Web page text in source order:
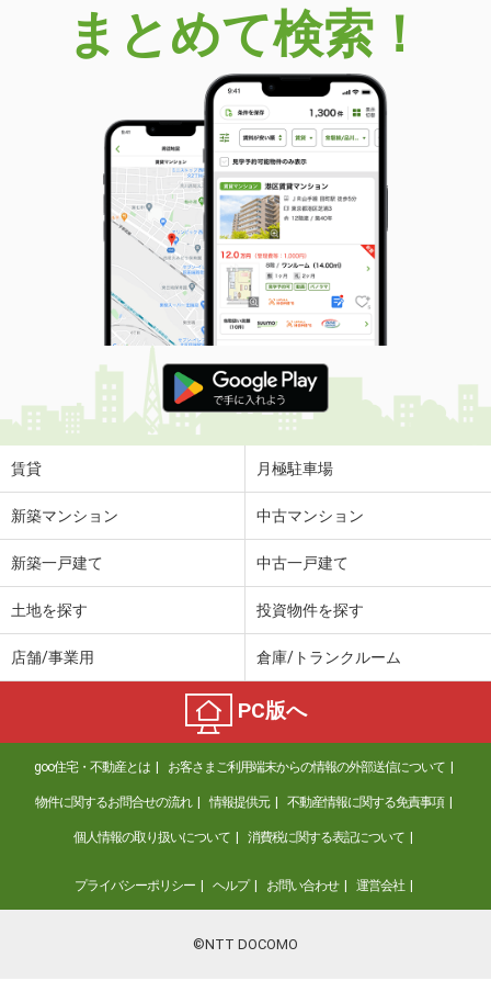
まとめて検索！
賃貸 月極駐車場
新築マンション 中古マンション
新築一戸建て 中古一戸建て
土地を探す 投資物件を探す
店舗/事業用 倉庫/トランクルーム
PC版へ
goo住宅・不動産とは お客さまご利用端末からの情報の外部送信について
物件に関するお問合せの流れ 情報提供元 不動産情報に関する免責事項
個人情報の取り扱いについて 消費税に関する表記について
プライバシーポリシー ヘルプ お問い合わせ 運営会社
©NTT DOCOMO